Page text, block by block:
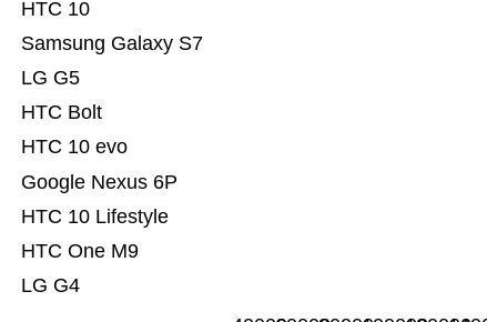
LG G4
HTC One M9
HTC 10 Lifestyle
Google Nexus 6P
HTC 10 evo
HTC Bolt
LG G5
Samsung Galaxy S7
HTC 10